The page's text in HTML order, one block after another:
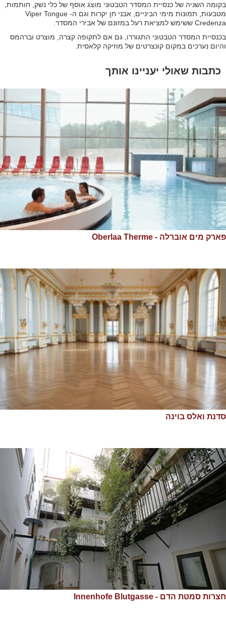
בקומה השניה של כנסיית המסדר הטבטוני מוצג אוסף של כלי נשק, חותמות,
מטבעות, תמונות מימי הביניים, אבני חן יקרות וגם ה- Viper Tongue
Credenza ששימש למציאת רעל במזונם של אבירי המסדר.
בכנסיית המסדר הטבטוני התגוררו, גם אם לתקופה קצרה, מוצרט וברהמס
והיום נערכים במקום קונצרטים של מוזיקה קלאסית.
כתבות שאולי יעניינו אותך
פארק מים אוברלה - Oberlaa Therme
סדנת ואלס בוינה
חצרות סמטת הדם - Innenhofe Blutgasse